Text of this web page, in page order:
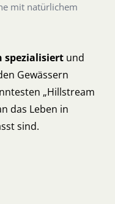
mit natürlichem
spezialisiert und
Gewässern
„Hillstream
das Leben in
sind.